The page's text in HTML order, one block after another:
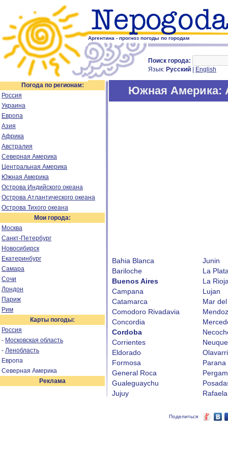
Аргентина - прогноз погоды по городам
Поиск города:
Язык: Русский English
Погода по регионам:
Россия
Украина
Европа
Азия
Африка
Австралия
Северная Америка
Центральная Америка
Южная Америка
Острова Индийского океана
Острова Атлантического океана
Острова Тихого океана
Мои города:
Москва
Санкт-Петербург
Новосибирск
Екатеринбург
Самара
Сочи
Лондон
Париж
Рим
Карты погоды:
Россия
- Московская область
- Ленобласть
Европа
Северная Америка
Реклама
Южная Америка:
Bahia Blanca
Bariloche
Buenos Aires
Campana
Catamarca
Comodoro Rivadavia
Concordia
Cordoba
Corrientes
Eldorado
Formosa
General Roca
Gualeguaychu
Jujuy
Junin
La
La
Lujan
Mar
Parana
Rafaela
Поделиться